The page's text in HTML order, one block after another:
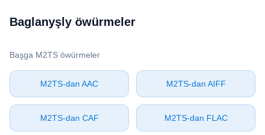
Baglanyşly öwürmeler
Başga ⁦M2TS⁩ öwürmeler
⁦M2TS⁩-dan ⁦AAC⁩ ⁦M2TS⁩-dan ⁦AIFF⁩
⁦M2TS⁩-dan ⁦CAF⁩ ⁦M2TS⁩-dan ⁦FLAC⁩